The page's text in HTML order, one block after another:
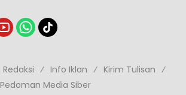
Redaksi Info Iklan
Kirim Tulisan
Pedoman Media Siber